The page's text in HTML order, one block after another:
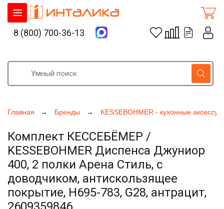
Главная Бренды KESSEBOHMER - кухонные
Комплект КЕССЕБЁМЕР /
KESSEBOHMER Диспенса Джуниор
400, 2 полки Арена Стиль, с
доводчиком, антискользящее
покрытие, H695-783, G28, антрацит,
8 (800) 700-36-13